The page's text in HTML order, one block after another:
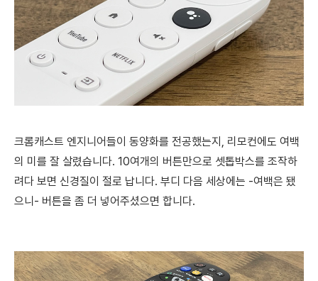
크롬캐스트 엔지니어들이 동양화를 전공했는지, 리모컨에도 여백
의 미를 잘 살렸습니다. 10여개의 버튼만으로 셋톱박스를 조작하
려다 보면 신경질이 절로 납니다. 부디 다음 세상에는 -여백은 됐
으니- 버튼을 좀 더 넣어주셨으면 합니다.